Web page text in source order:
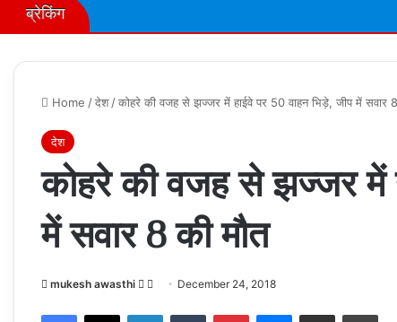
ब्रेकिंग
Home /देश /कोहरे की वजह से झज्जर में हाईवे पर 50 वाहन भिड़े, जीप में सवार
देश
कोहरे की वजह से झज्जर में
में सवार 8 की मौत
mukesh awasthi
Follow
Send December 24, 2018
Facebook
X LinkedInTumblr PinterestMessenger
Share via Email Print